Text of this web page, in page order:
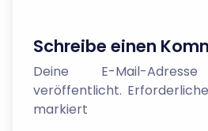
Schreibe einen
Deine E-Mail-
veröffentlicht.
markiert